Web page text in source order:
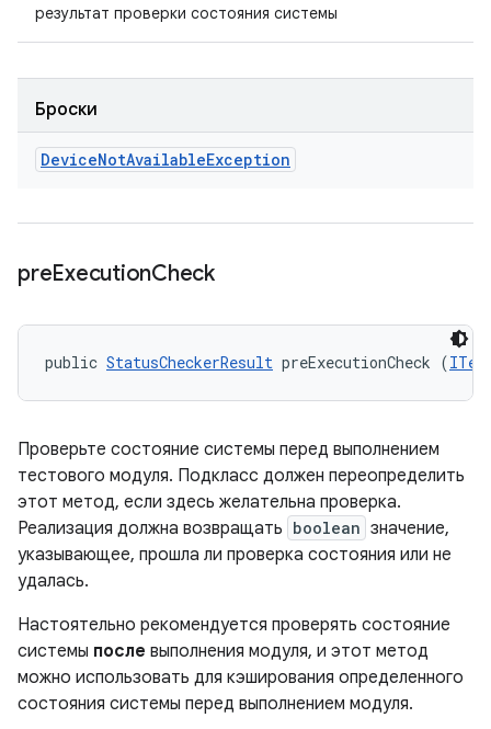
результат проверки состояния системы
Броски
DeviceNotAvailableException
preExecutionCheck
public StatusCheckerResult preExecutionCheck (
Проверьте состояние системы перед выполнением
тестового модуля. Подкласс должен переопределить
этот метод, если здесь желательна проверка.
Реализация должна возвращать boolean значение,
указывающее, прошла ли проверка состояния или не
удалась.
Настоятельно рекомендуется проверять состояние
системы после выполнения модуля, и этот метод
можно использовать для кэширования определенного
состояния системы перед выполнением модуля.